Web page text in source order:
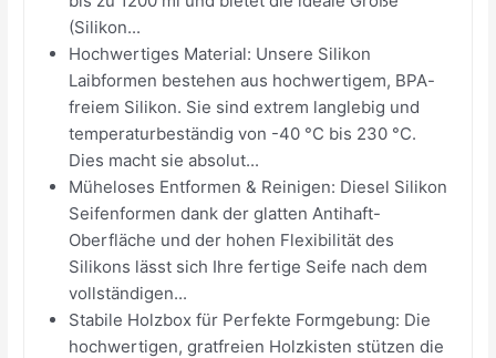
(Silikon...
Hochwertiges Material: Unsere Silikon
Laibformen bestehen aus hochwertigem, BPA-
freiem Silikon. Sie sind extrem langlebig und
temperaturbeständig von -40 °C bis 230 °C.
Dies macht sie absolut...
Müheloses Entformen & Reinigen: Diesel Silikon
Seifenformen dank der glatten Antihaft-
Oberfläche und der hohen Flexibilität des
Silikons lässt sich Ihre fertige Seife nach dem
vollständigen...
Stabile Holzbox für Perfekte Formgebung: Die
hochwertigen, gratfreien Holzkisten stützen die